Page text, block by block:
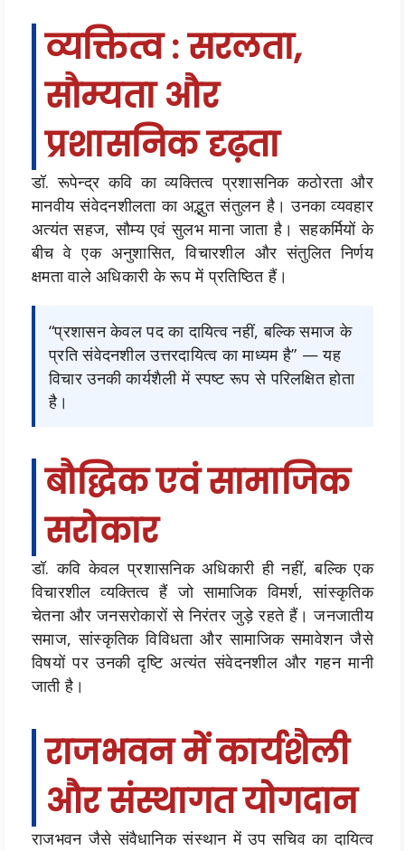
व्यक्तित्व : सरलता,
सौम्यता और
प्रशासनिक दृढ़ता
डॉ. रूपेन्द्र कवि का व्यक्तित्व प्रशासनिक कठोरता और
मानवीय संवेदनशीलता का अद्भुत संतुलन है। उनका व्यवहार
अत्यंत सहज, सौम्य एवं सुलभ माना जाता है। सहकर्मियों के
बीच वे एक अनुशासित, विचारशील और संतुलित निर्णय
क्षमता वाले अधिकारी के रूप में प्रतिष्ठित हैं।
“प्रशासन केवल पद का दायित्व नहीं, बल्कि समाज के
प्रति संवेदनशील उत्तरदायित्व का माध्यम है” — यह
विचार उनकी कार्यशैली में स्पष्ट रूप से परिलक्षित होता
है।
बौद्धिक एवं सामाजिक
सरोकार
डॉ. कवि केवल प्रशासनिक अधिकारी ही नहीं, बल्कि एक
विचारशील व्यक्तित्व हैं जो सामाजिक विमर्श, सांस्कृतिक
चेतना और जनसरोकारों से निरंतर जुड़े रहते हैं। जनजातीय
समाज, सांस्कृतिक विविधता और सामाजिक समावेशन जैसे
विषयों पर उनकी दृष्टि अत्यंत संवेदनशील और गहन मानी
जाती है।
राजभवन में कार्यशैली
और संस्थागत योगदान
राजभवन जैसे संवैधानिक संस्थान में उप सचिव का दायित्व